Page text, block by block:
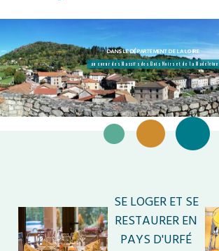
DANS LE DÉPARTEMENT DE LA LOIRE
au coeur des Massifs des Bois Noirs et de la Madeleine
SE LOGER ET SE
RESTAURER EN
PAYS D'URFÉ